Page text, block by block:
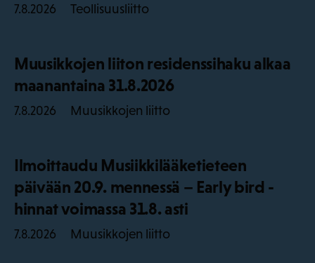
7.8.2026 Teollisuusliitto
Muusikkojen liiton residenssihaku alkaa
maanantaina 31.8.2026
7.8.2026 Muusikkojen liitto
Ilmoittaudu Musiikkilääketieteen
päivään 20.9. mennessä – Early bird -
hinnat voimassa 31.8. asti
7.8.2026 Muusikkojen liitto